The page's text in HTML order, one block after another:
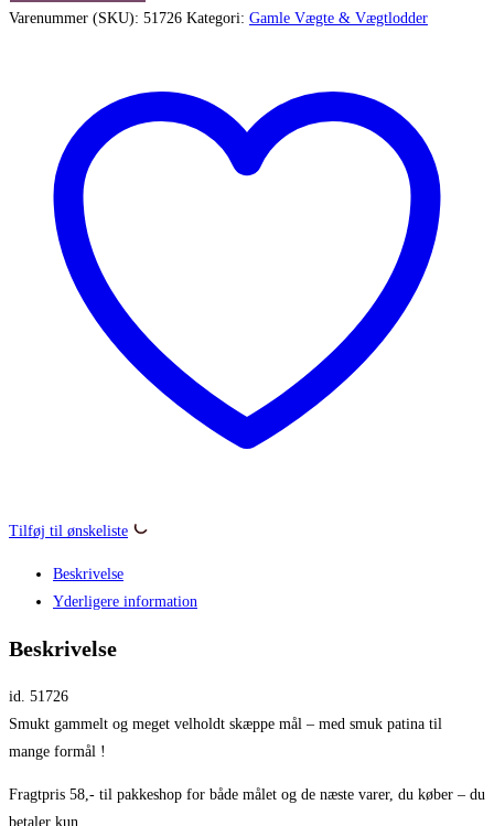
svensk
Varenummer (SKU): 51726 Kategori: Gamle Vægte & Vægtlodder
Tilføj til ønskeliste
Beskrivelse
Yderligere information
Beskrivelse
id. 51726
Smukt gammelt og meget velholdt skæppe mål – med smuk patina til
mange formål !
Fragtpris 58,- til pakkeshop for både målet og de næste varer, du køber – du
betaler kun